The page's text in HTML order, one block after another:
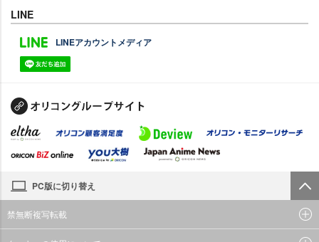
LINE
LINEアカウントメディア
PC版に切り替え
禁無断複写転載